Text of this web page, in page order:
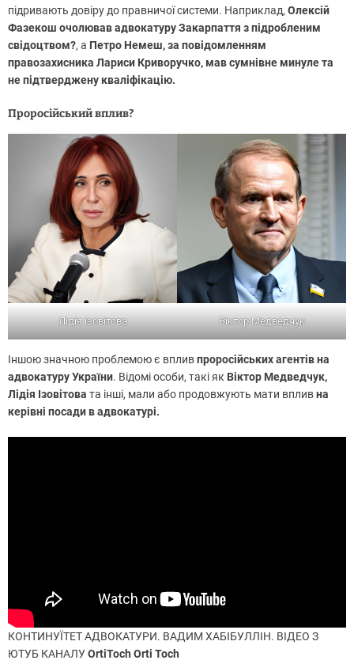
підривають довіру до правничої системи. Наприклад, Олексій
Фазекош очолював адвокатуру Закарпаття з підробленим
свідоцтвом?, а Петро Немеш, за повідомленням
правозахисника Лариси Криворучко, мав сумнівне минуле та
не підтверджену кваліфікацію.
Проросійський вплив?
Лідія ізовітова Віктор Медведчук
Іншою значною проблемою є впливпроросійських агентів на
адвокатуру України. Відомі особи, такі як Віктор Медведчук,
Лідія Ізовітова та інші, мали або продовжують мати впливна
керівні посади в адвокатурі.
КОНТИНУЇТЕТ АДВОКАТУРИ. ВАДИМ ХАБІБУЛЛІН. ВІДЕО З
ЮТУБ КАНАЛУOrtiToch Orti Toch